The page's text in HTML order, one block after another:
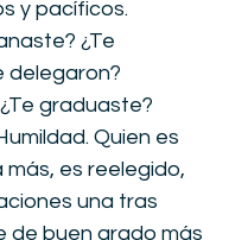
y pacíficos.
¿Te
delegaron?
graduaste?
Quien es
más, es reelegido,
una tras
de buen grado más